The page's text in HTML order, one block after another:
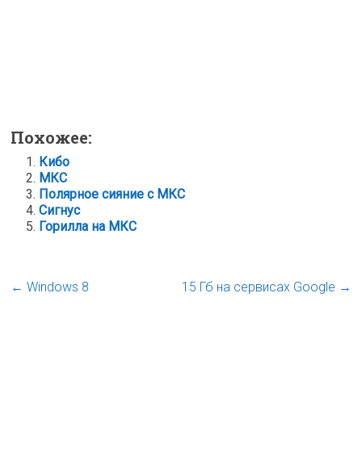
Похожее:
Кибо
МКС
Полярное сияние с МКС
Сигнус
Горилла на МКС
← Windows 8 15 Гб на сервисах Google →